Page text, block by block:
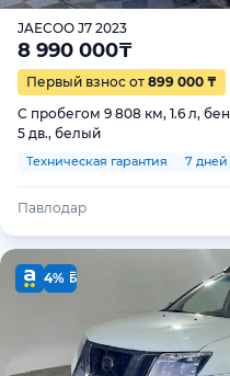
JAECOO J7 2023
8 990 000₸
Первый взнос от 899 000 ₸
С пробегом 9 808 км, 1.6 л,
5 дв., белый
Техническая гарантия 7
Павлодар
4%